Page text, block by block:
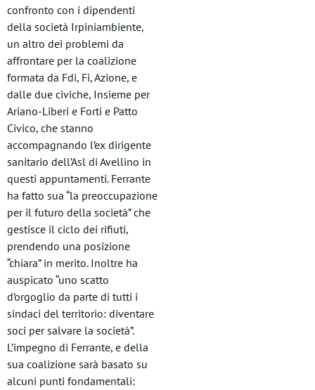
confronto con i dipendenti
della società Irpiniambiente,
un altro dei problemi da
affrontare per la coalizione
formata da Fdi, Fi, Azione, e
dalle due civiche, Insieme per
Ariano-Liberi e Forti e Patto
Civico, che stanno
accompagnando l’ex dirigente
sanitario dell’Asl di Avellino in
questi appuntamenti. Ferrante
ha fatto sua “la preoccupazione
per il futuro della società” che
gestisce il ciclo dei rifiuti,
prendendo una posizione
“chiara” in merito. Inoltre ha
auspicato “uno scatto
d’orgoglio da parte di tutti i
sindaci del territorio: diventare
soci per salvare la società”.
L’impegno di Ferrante, e della
sua coalizione sarà basato su
alcuni punti fondamentali: